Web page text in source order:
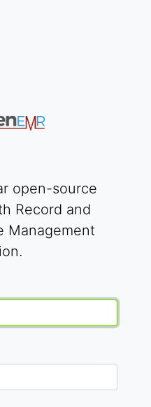
open-source
Record and
Management